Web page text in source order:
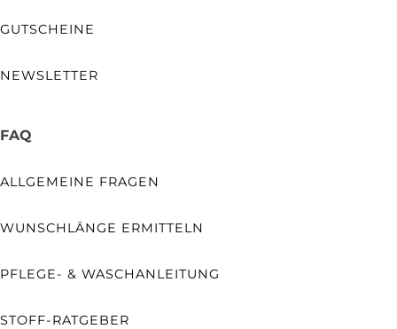
GUTSCHEINE
NEWSLETTER
FAQ
ALLGEMEINE FRAGEN
WUNSCHLÄNGE ERMITTELN
PFLEGE- & WASCHANLEITUNG
STOFF-RATGEBER